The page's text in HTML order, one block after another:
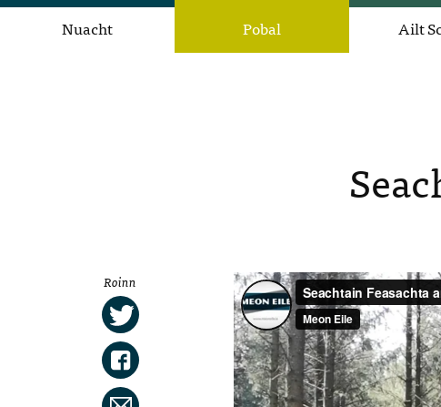
Nuacht Pobal Ailt
Roinn